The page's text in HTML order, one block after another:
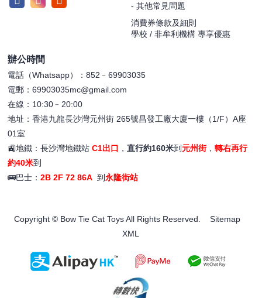
- 其他常見問題
消費券條款及細則
學校 / 非牟利機構 專享優惠
辦公時間
電話（Whatsapp）：852﹣69903035
電郵：69903035mc@gmail.com
在線：10:30﹣20:00
地址：香港九龍長沙灣元州街 265號昌發工廠大廈一樓（1/F）A座
01室
🚉地鐵：長沙灣地鐵站C1出口 ，直行約160米到 元州街，轉右再行
約40米到
🚌巴士：2B 2F 72 86A 到永隆街站
Copyright © Bow Tie Cat Toys All Rights Reserved.Sitemap
XML